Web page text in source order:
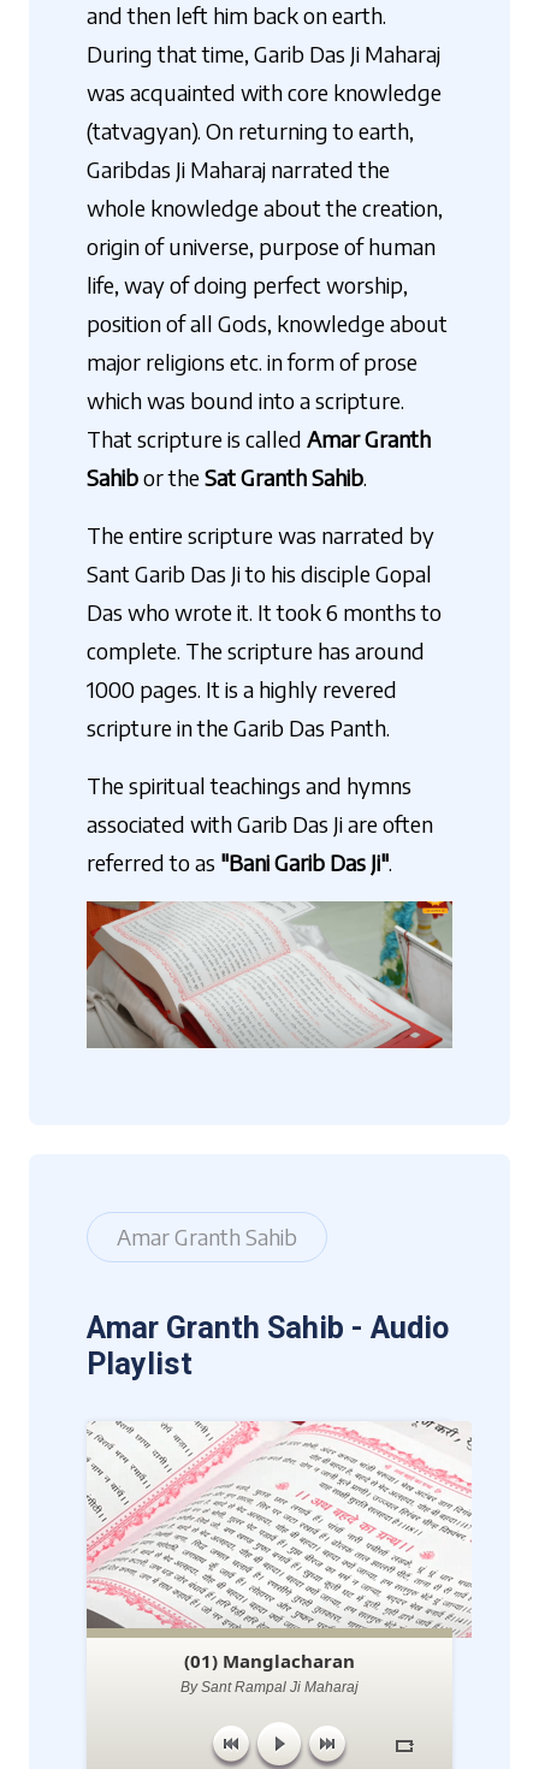
and then left him back on earth.
During that time, Garib Das Ji Maharaj
was acquainted with core knowledge
(tatvagyan). On returning to earth,
Garibdas Ji Maharaj narrated the
whole knowledge about the creation,
origin of universe, purpose of human
life, way of doing perfect worship,
position of all Gods, knowledge about
major religions etc. in form of prose
which was bound into a scripture.
That scripture is called Amar Granth
Sahibor theSat Granth Sahib.
The entire scripture was narrated by
Sant Garib Das Ji to his disciple Gopal
Das who wrote it. It took 6 months to
complete. The scripture has around
1000 pages. It is a highly revered
scripture in the Garib Das Panth.
The spiritual teachings and hymns
associated with Garib Das Ji are often
referred to as "Bani Garib Das Ji".
Amar Granth Sahib
Amar Granth Sahib - Audio
Playlist
(01) Manglacharan
By Sant Rampal Ji Maharaj